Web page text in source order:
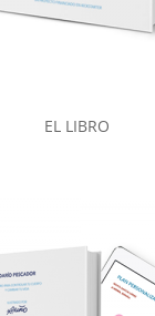
EL LIBRO